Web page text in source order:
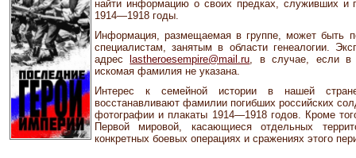
найти информацию о своих предках, служивших и
1914—1918 годы.
Информация, размещаемая в группе, может быть
специалистам, занятым в области генеалогии.
адрес
lastheroesempire@mail.ru, в случае, если в
искомая фамилия не указана.
Интерес к семейной истории в нашей
восстанавливают фамилии погибших российских
фотографии и плакаты 1914—1918 годов. Кроме
Первой мировой, касающиеся отдельных
конкретных боевых операциях и сражениях этого